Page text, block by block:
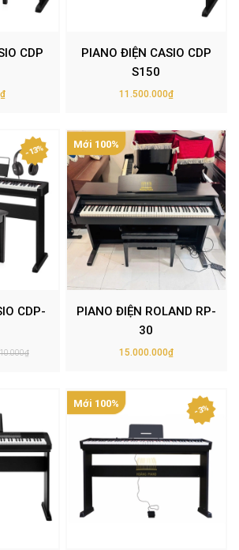
CDP
PIANO ĐIỆN CASIO CDP
S150
11.500.000₫
- 13%
CDP-
Mới 100%
PIANO ĐIỆN ROLAND RP-
30
15.000.000₫
- 3%
Mới 100%